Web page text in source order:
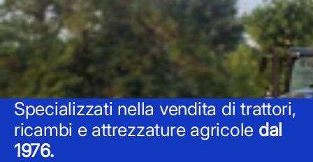
Specializzati nella vendita di trattori,
ricambi e attrezzature agricole dal
1976.